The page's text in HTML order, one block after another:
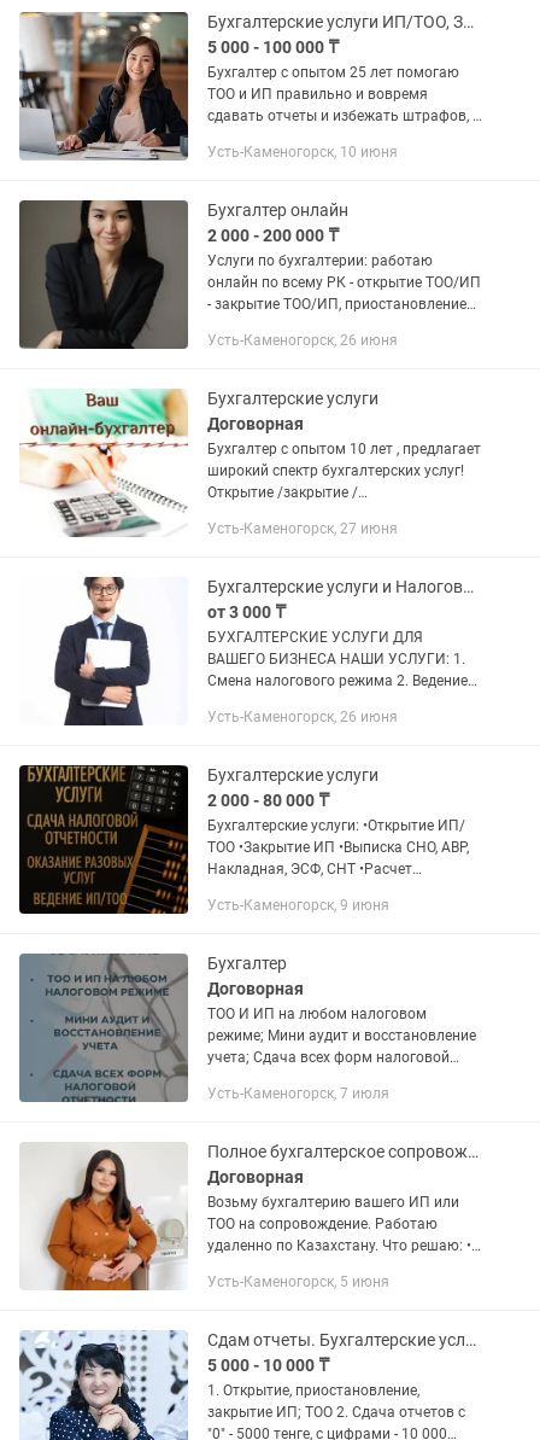
Бухгалтерские услуги ИП/ТОО, Закрытие ИП, ЭСФ, СНТ
5 000 - 100 000 ₸
Бухгалтер с опытом 25 лет помогаю
ТОО и ИП правильно и вовремя
сдавать отчеты и избежать штрафов, а
сокращать расходы, оптимизировать
Усть-Каменогорск, 10 июня
Бухгалтер онлайн
2 000 - 200 000 ₸
Услуги по бухгалтерии: работаю
онлайн по всему РК - открытие ТОО/ИП
- закрытие ТОО/ИП, приостановление
сопровождение бизнеса - расчет
Усть-Каменогорск, 26 июня
Бухгалтерские услуги
Договорная
Бухгалтер с опытом 10 лет , предлагает
широкий спектр бухгалтерских услуг!
Открытие /закрытие /
Разовые услуги ( авр , счет на оплату ,
Усть-Каменогорск, 27 июня
Бухгалтерские услуги и Налоговые услуги, введение ИП и ТОО
от 3 000 ₸
БУХГАЛТЕРСКИЕ УСЛУГИ ДЛЯ
ВАШЕГО БИЗНЕСА НАШИ УСЛУГИ: 1.
Смена налогового режима 2. Ведение
Открытие, закрытие ИП и ТОО 4.
Усть-Каменогорск, 26 июня
Бухгалтерские услуги
2 000 - 80 000 ₸
Бухгалтерские услуги: •Открытие ИП/
ТОО •Закрытие ИП •Выписка СНО, АВР,
Накладная, ЭСФ, СНТ •Расчет
отчеты (250,270,910,913,920,200,300 и
Усть-Каменогорск, 9 июня
Бухгалтер
Договорная
ТОО И ИП на любом налоговом
режиме; Мини аудит и восстановление
учета; Сдача всех форм налоговой
ИП, ТОО
Усть-Каменогорск, 7 июля
Полное бухгалтерское сопровождение ИП/ТОО Налоги Зарплата Отчеты
Договорная
Возьму бухгалтерию вашего ИП или
ТОО на сопровождение. Работаю
удаленно по Казахстану. Что решаю: •
зарплата и сотрудники • ЭСФ, АБР,
Усть-Каменогорск, 5 июня
Сдам отчеты. Бухгалтерские услуги
5 000 - 10 000 ₸
1. Открытие, приостановление,
закрытие ИП; ТОО 2. Сдача отчетов с
"0" - 5000 тенге, с цифрами - 10 000